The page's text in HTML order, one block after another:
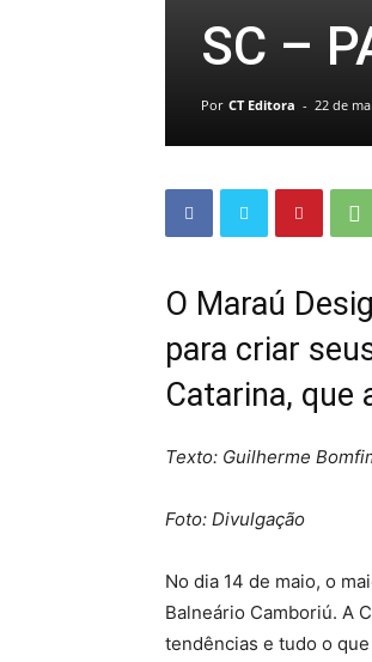
SC –
Por CT Editora - 22 de
O Maraú
para criar
Catarina, que
Texto: Guilherme
Foto: Divulgação
No dia 14 de maio, o
Balneário Camboriú. A
tendências e tudo o